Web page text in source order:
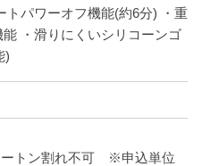
トパワーオフ機能(約6分) ・重
・滑りにくいシリコーンゴ
)
トン割れ不可 ※申込単位